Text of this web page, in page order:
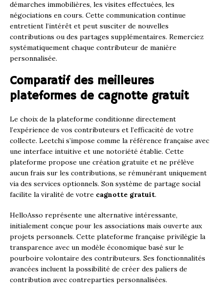
démarches immobilières, les visites effectuées, les
négociations en cours. Cette communication continue
entretient l’intérêt et peut susciter de nouvelles
contributions ou des partages supplémentaires. Remerciez
systématiquement chaque contributeur de manière
personnalisée.
Comparatif des meilleures
plateformes de cagnotte gratuit
Le choix de la plateforme conditionne directement
l’expérience de vos contributeurs et l’efficacité de votre
collecte. Leetchi s’impose comme la référence française avec
une interface intuitive et une notoriété établie. Cette
plateforme propose une création gratuite et ne prélève
aucun frais sur les contributions, se rémunérant uniquement
via des services optionnels. Son système de partage social
facilite la viralité de votre cagnotte gratuit.
HelloAsso représente une alternative intéressante,
initialement conçue pour les associations mais ouverte aux
projets personnels. Cette plateforme française privilégie la
transparence avec un modèle économique basé sur le
pourboire volontaire des contributeurs. Ses fonctionnalités
avancées incluent la possibilité de créer des paliers de
contribution avec contreparties personnalisées.